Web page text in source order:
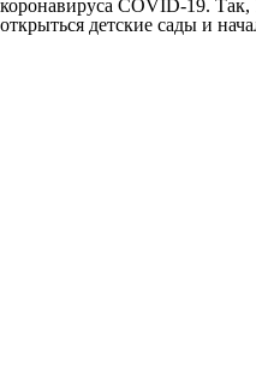
коронавируса COVID-19. Так,
открыться детские сады и